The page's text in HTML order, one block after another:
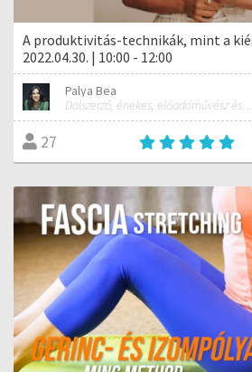
A produktivitás-technikák, mint a
2022.04.30. | 10:00 - 12:00
Palya Bea
27